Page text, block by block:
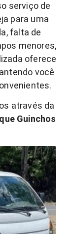
serviço de
para uma
falta de
menores,
oferece
você
através da
Guinchos